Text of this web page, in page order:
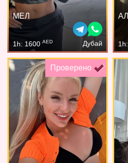
МЕЛ
1h: 1600 AED Дубай
Проверено